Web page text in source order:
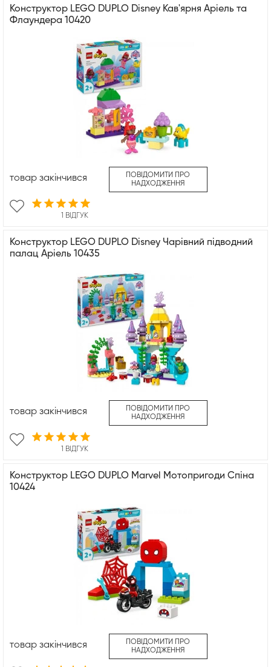
Конструктор LEGO DUPLO Disney Кав'ярня Аріель та
Флаундера 10420
1 ВІДГУК
товар закінчився
ПОВІДОМИТИ ПРО
НАДХОДЖЕННЯ
Конструктор LEGO DUPLO Disney Чарівний підводний
палац Аріель 10435
1 ВІДГУК
товар закінчився
ПОВІДОМИТИ ПРО
НАДХОДЖЕННЯ
Конструктор LEGO DUPLO Marvel Мотопригоди Спіна
10424
товар закінчився
ПОВІДОМИТИ ПРО
НАДХОДЖЕННЯ